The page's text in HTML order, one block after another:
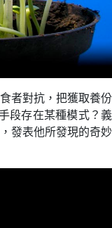
者對抗，把獲取養份
段存在某種模式？義
發表他所發現的奇妙